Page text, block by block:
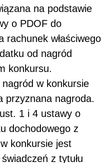
na podstawie
o PDOF do
rachunek właściwego
od nagród
konkursu.
w konkursie
przyznana nagroda.
1 i 4 ustawy o
dochodowego z
konkursie jest
z tytułu